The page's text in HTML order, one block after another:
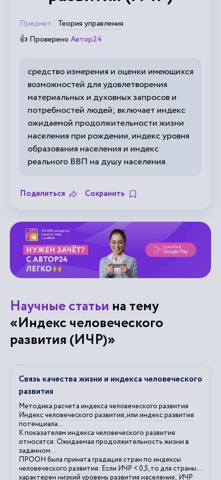
Предмет
Теория управления
👍 Проверено Автор24
средство измерения и оценки имеющихся
возможностей для удовлетворения
материальных и духовных запросов и
потребностей людей; включает индекс
ожидаемой продолжительности жизни
населения при рождении, индекс уровня
образования населения и индекс
реального ВВП на душу населения.
Поделиться Сохранить
Научные статьи на тему
«Индекс человеческого
развития (ИЧР)»
Связь качества жизни и индекса человеческого
развития
Методика расчета индекса человеческого развития
Индексчеловеческогоразвития, илииндексразвития
потенциала...
К показателям индекса человеческого развития
относятся: Ожидаемая продолжительность жизни в
заданном...
ПРООН была принята градация стран по индексы
человеческого развития: Если ИЧР < 0,5, то для страны...
характерен низкий уровень развития населения; ИЧР